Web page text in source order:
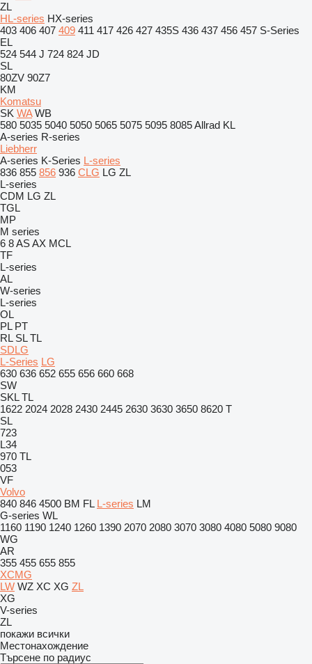
ZL
HL-series HX-series
403 406 407 409 411 417 426 427 435S 436 437 456 457 S-Series
EL
524 544 J 724 824 JD
SL
80ZV 90Z7
KM
Komatsu
SK WA WB
580 5035 5040 5050 5065 5075 5095 8085Allrad KL
A-series R-series
Liebherr
A-series K-Series L-series
836 855 856 936 CLG LG ZL
L-series
CDM LG ZL
TGL
MP
M series
6 8ASAX MCL
TF
L-series
AL
W-series
L-series
OL
PL PT
RL SL TL
SDLG
L-Series LG
630 636 652 655 656 660 668
SW
SKL TL
1622 2024 2028 2430 2445 2630 3630 3650 8620 T
SL
723
L34
970 TL
053
VF
Volvo
840 846 4500 BM FL L-series LM
G-series WL
1160 1190 1240 1260 1390 2070 2080 3070 3080 4080 5080 9080
WG
AR
355 455 655 855
XCMG
LW WZ XC XG ZL
XG
V-series
ZL
покажи всички
Местонахождение
Търсене по радиус